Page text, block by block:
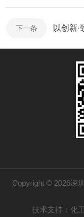
下一条
Copyright © 2026深
技术支持： 化